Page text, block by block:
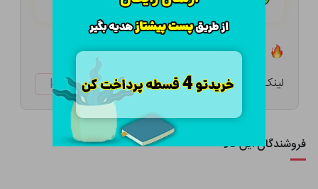
تعداد ۱۰ عدد در انبار موجود است
لینک کوتاه: ketabtala.com/sbp-23900
فروشندگان این کالا